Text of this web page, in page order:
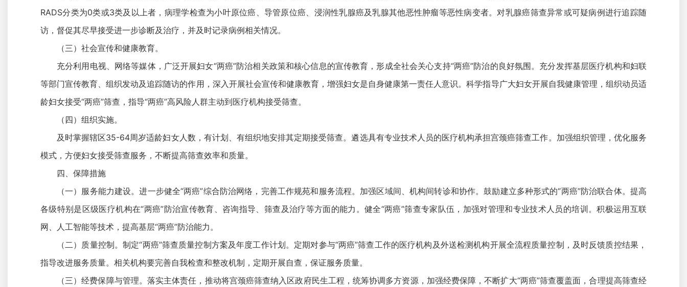
RADS分类为0类或3类及以上者，病理学检查为小叶原位癌、导管原位癌、浸润性乳腺癌及乳腺其他恶性肿瘤等恶性病变者。对乳腺癌筛查异常或可疑病例进行追踪随
访，督促其尽早接受进一步诊断及治疗，并及时记录病例相关情况。
（三）社会宣传和健康教育。
充分利用电视、网络等媒体，广泛开展妇女“两癌”防治相关政策和核心信息的宣传教育，形成全社会关心支持“两癌”防治的良好氛围。充分发挥基层医疗机构和妇联
等部门宣传教育、组织发动及追踪随访的作用，深入开展社会宣传和健康教育，增强妇女是自身健康第一责任人意识。科学指导广大妇女开展自我健康管理，组织动员适
龄妇女接受“两癌”筛查，指导“两癌”高风险人群主动到医疗机构接受筛查。
（四）组织实施。
及时掌握辖区35-64周岁适龄妇女人数，有计划、有组织地安排其定期接受筛查。遴选具有专业技术人员的医疗机构承担宫颈癌筛查工作。加强组织管理，优化服务
模式，方便妇女接受筛查服务，不断提高筛查效率和质量。
四、保障措施
（一）服务能力建设。进一步健全“两癌”综合防治网络，完善工作规苑和服务流程。加强区域间、机构间转诊和协作。鼓励建立多种形式的“两癌”防治联合体。提高
各级特别是区级医疗机构在“两癌”防治宣传教育、咨询指导、筛查及治疗等方面的能力。健全“两癌”筛查专家队伍，加强对管理和专业技术人员的培训。积极运用互联
网、人工智能等技术，提高基层“两癌”防治能力。
（二）质量控制。制定“两癌”筛查质量控制方案及年度工作计划。定期对参与“两癌”筛查工作的医疗机构及外送检测机构开展全流程质量控制，及时反馈质控结果，
指导改进服务质量。相关机构要完善自我检查和整改机制，定期开展自查，保证服务质量。
（三）经费保障与管理。落实主体责任，推动将宫颈癌筛查纳入区政府民生工程，统筹协调多方资源，加强经费保障，不断扩大“两癌”筛查覆盖面，合理提高筛查经